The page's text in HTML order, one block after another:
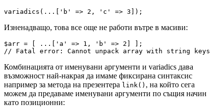
Изненадващо, това все още не работи вътре в масиви:
$arr = [ ...['a' => 1, 'b' => 2] ];
Комбинацията от именувани аргументи и variadics дава
възможност най-накрая да имаме фиксирана синтаксис
например за метода на презентера link() , на който сега
можем да предаваме именувани аргументи по същия начин
като позиционни: